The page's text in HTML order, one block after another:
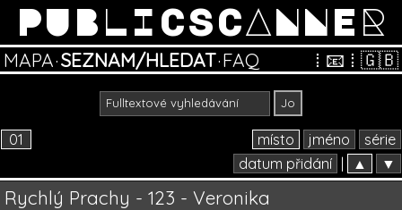
PUBLICSCANNER
MAPA·SEZNAM/HLEDAT·FAQ ⁞ 📧 ⁞ 🇬🇧
01 místo jméno
série
datum přidání
▲ ▼
Rychlý Prachy - 123 - Veronika